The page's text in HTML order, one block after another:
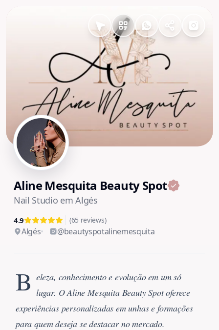
Aline Mesquita Beauty Spot
Nail Studio em Algés
4.9 (65 reviews)
Algés @beautyspotalinemesquita
B eleza, conhecimento e evolução em um só
lugar. O Aline Mesquita Beauty Spot oferece
experiências personalizadas em unhas e formações
para quem deseja se destacar no mercado.